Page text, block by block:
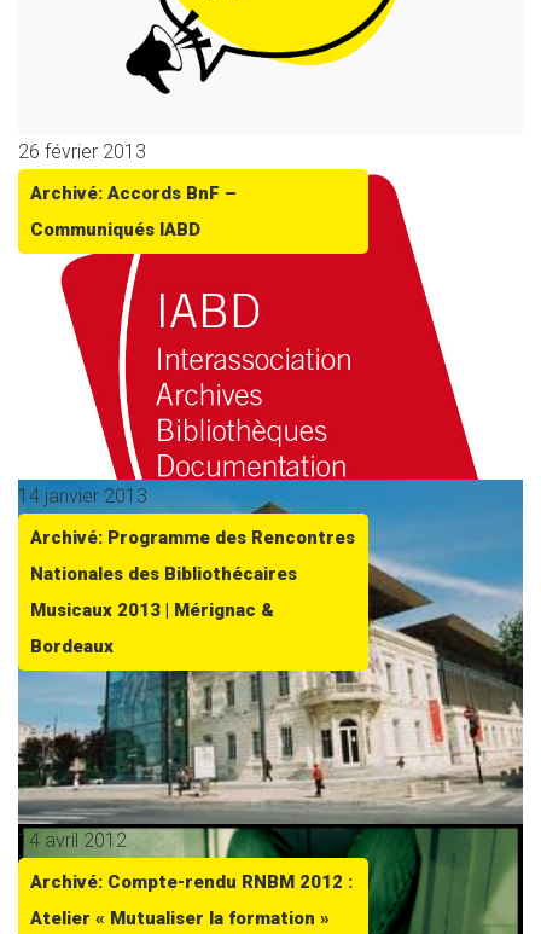
26 février 2013
Archivé: Accords BnF –
Communiqués IABD
14 janvier 2013
Archivé: Programme des Rencontres
Nationales des Bibliothécaires
Musicaux 2013 | Mérignac &
Bordeaux
14 avril 2012
Archivé: Compte-rendu RNBM 2012 :
Atelier « Mutualiser la formation »